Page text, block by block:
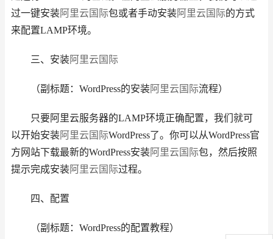
过一键安装阿里云国际包或者手动安装阿里云国际的方式
来配置LAMP环境。
三、安装阿里云国际
（副标题：WordPress的安装阿里云国际流程）
只要阿里云服务器的LAMP环境正确配置，我们就可
以开始安装阿里云国际WordPress了。你可以从WordPress官
方网站下载最新的WordPress安装阿里云国际包，然后按照
提示完成安装阿里云国际过程。
四、配置
（副标题：WordPress的配置教程）